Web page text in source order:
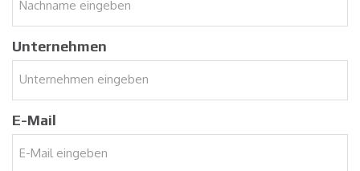
Unternehmen
E-Mail